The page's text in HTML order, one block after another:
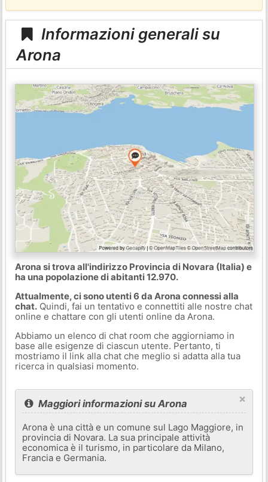
Informazioni generali su
Arona
Arona si trova all'indirizzo Provincia di Novara (Italia) e
ha una popolazione di abitanti 12.970.
Attualmente, ci sono utenti 6 da Arona connessi alla
chat.Quindi, fai un tentativo e connettiti alle nostre chat
online e chattare con gli utenti online da Arona.
Abbiamo un elenco di chat room che aggiorniamo in
base alle esigenze di ciascun utente. Pertanto, ti
mostriamo il link alla chat che meglio si adatta alla tua
ricerca in qualsiasi momento.
×
Maggiori informazioni su Arona
Arona è una città e un comune sul Lago Maggiore, in
provincia di Novara. La sua principale attività
economica è il turismo, in particolare da Milano,
Francia e Germania.